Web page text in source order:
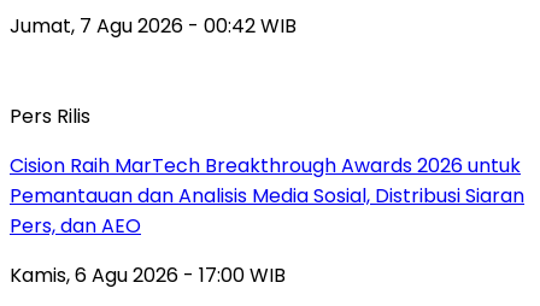
Jumat, 7 Agu 2026 - 00:42 WIB
Pers Rilis
Cision Raih MarTech Breakthrough Awards 2026 untuk
Pemantauan dan Analisis Media Sosial, Distribusi Siaran
Pers, dan AEO
Kamis, 6 Agu 2026 - 17:00 WIB